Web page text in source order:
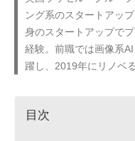
ング系のスタートアッ
身のスタートアップで
経験。前職では画像系
躍し、2019年にリノベ
目次